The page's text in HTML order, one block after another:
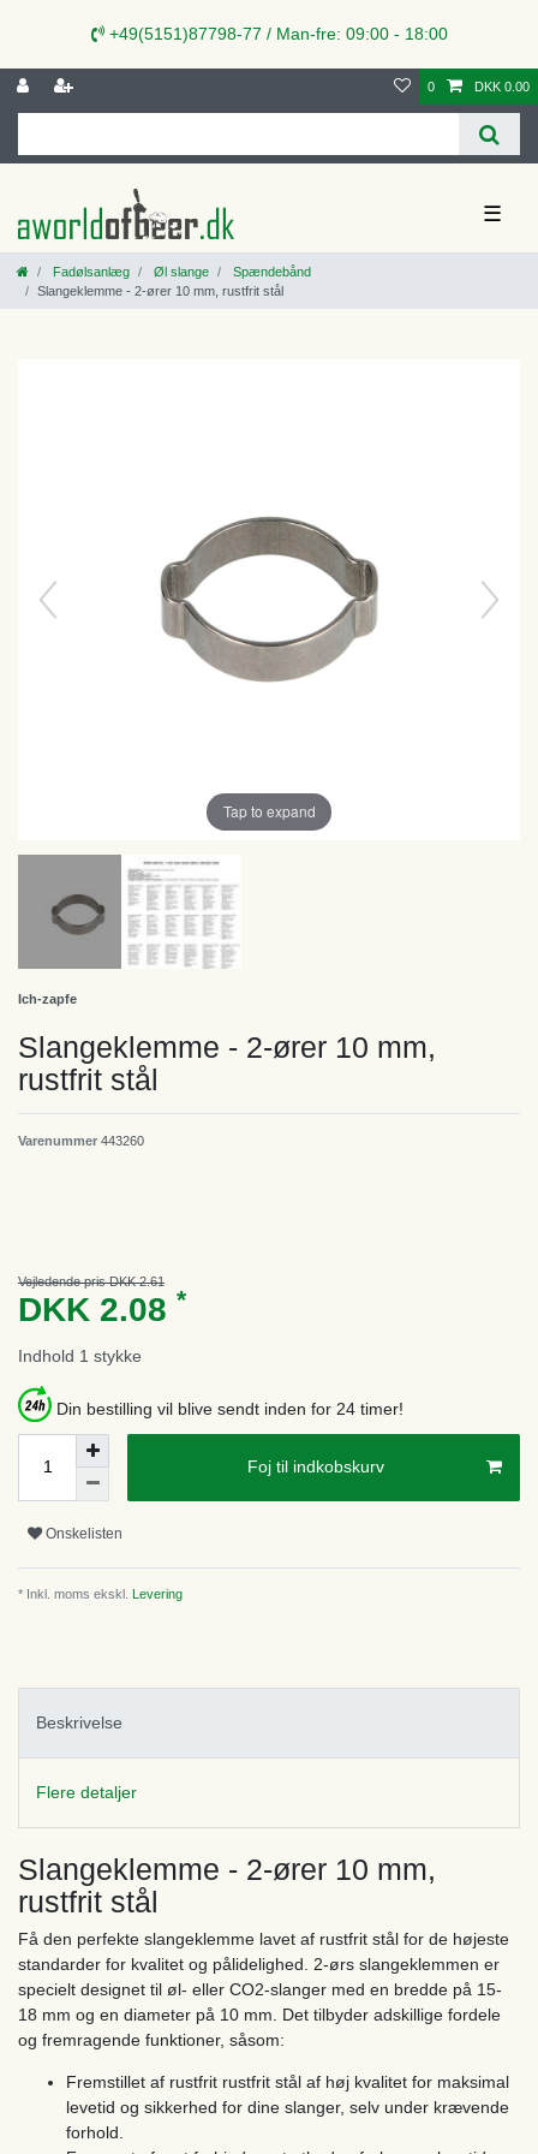
+49(5151)87798-77 / Man-fre: 09:00 - 18:00
0 DKK 0.00
☰
Fadølsanlæg Øl slange
Spændebånd
Slangeklemme - 2-ører 10 mm, rustfrit stål
Tap to expand
Ich-zapfe
Slangeklemme - 2-ører 10 mm,
rustfrit stål
Varenummer 443260
Vejledende pris DKK 2.61
DKK 2.08 *
Indhold 1 stykke
Din bestilling vil blive sendt inden for 24 timer!
Foj til indkobskurv
Onskelisten
* Inkl. moms ekskl. Levering
Beskrivelse
Flere detaljer
Slangeklemme - 2-ører 10 mm,
rustfrit stål
Få den perfekte slangeklemme lavet af rustfrit stål for de højeste
standarder for kvalitet og pålidelighed. 2-ørs slangeklemmen er
specielt designet til øl- eller CO2-slanger med en bredde på 15-
18 mm og en diameter på 10 mm. Det tilbyder adskillige fordele
og fremragende funktioner, såsom:
Fremstillet af rustfrit rustfrit stål af høj kvalitet for maksimal
levetid og sikkerhed for dine slanger, selv under krævende
forhold.